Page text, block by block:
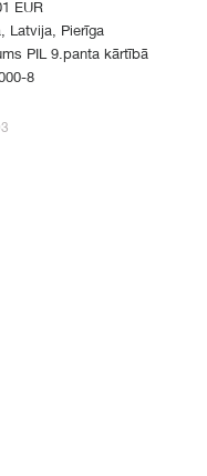
EUR
Latvija, Pierīga
PIL 9.panta kārtībā
8